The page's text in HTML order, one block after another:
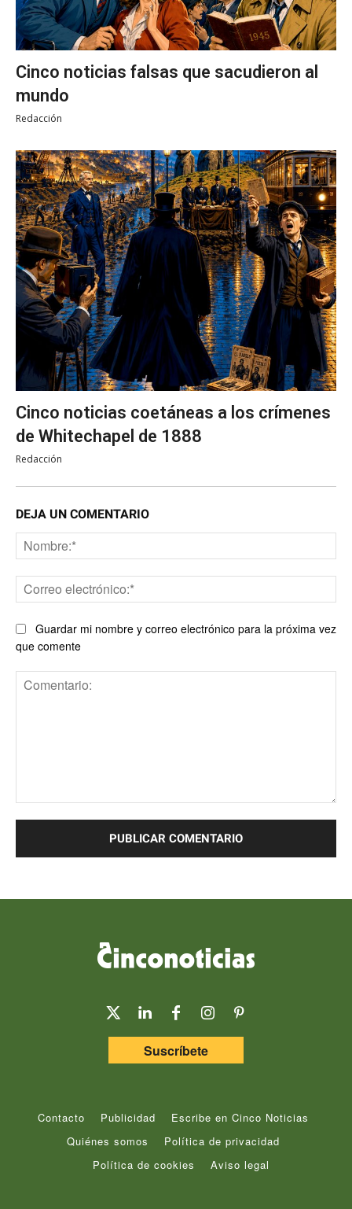
Cinco noticias falsas que sacudieron al
mundo
Redacción
Cinco noticias coetáneas a los crímenes
de Whitechapel de 1888
Redacción
DEJA UN COMENTARIO
Guardar mi nombre y correo electrónico para la próxima vez
que comente
Suscríbete
Contacto Publicidad
Escribe en Cinco Noticias
Quiénes somos
Política de privacidad
Política de cookies
Aviso legal